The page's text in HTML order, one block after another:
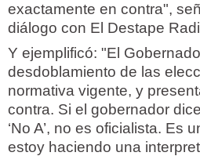
exactamente en contra",
diálogo con El Destape
Y ejemplificó: "El
desdoblamiento de las
normativa vigente, y
contra. Si el gobernador
‘No A’, no es oficialista. Es
estoy haciendo una